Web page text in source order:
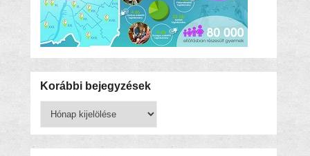
Korábbi bejegyzések
bejegyzések